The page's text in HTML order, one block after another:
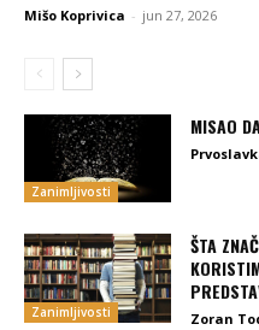
Mišo Koprivica - jun 27, 2026
Zanimljivosti
MISAO
Zanimljivosti
ŠTA
Zoran